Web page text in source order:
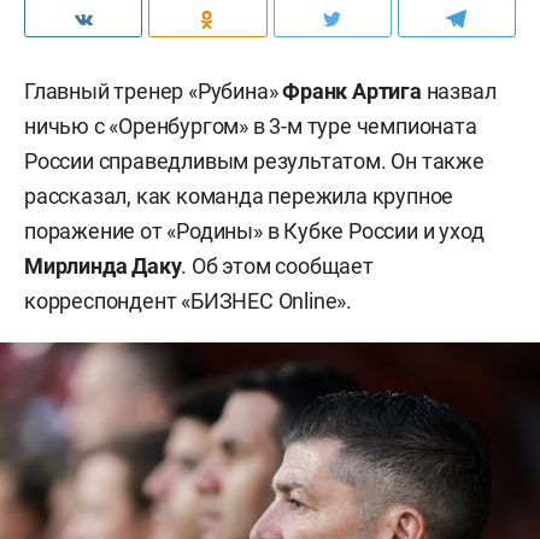
Главный тренер «Рубина»Франк Артига назвал
ничью с «Оренбургом» в 3-м туре чемпионата
России справедливым результатом. Он также
рассказал, как команда пережила крупное
поражение от «Родины» в Кубке России и уход
Мирлинда Даку. Об этом сообщает
корреспондент «БИЗНЕС Online».